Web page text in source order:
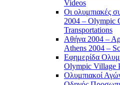
Videos
Οι ολυμπιακές
2004 – Olympic
Transportations
Αθήνα 2004 –
Athens 2004 –
Εφημερίδα
Olympic Village
Ολυμπιακοί